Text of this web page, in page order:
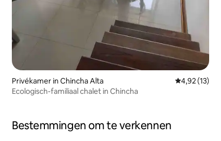
Privékamer in Chincha Alta Gemiddelde
4,92 (13)
Ecologisch-familiaal chalet in Chincha
Bestemmingen om te verkennen